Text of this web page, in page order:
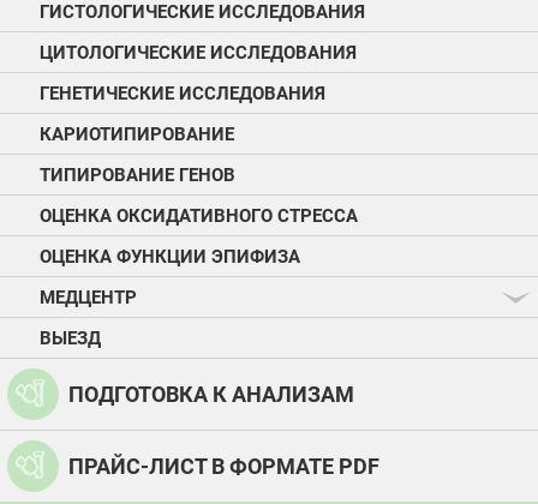
ГИСТОЛОГИЧЕСКИЕ ИССЛЕДОВАНИЯ
ЦИТОЛОГИЧЕСКИЕ ИССЛЕДОВАНИЯ
ГЕНЕТИЧЕСКИЕ ИССЛЕДОВАНИЯ
КАРИОТИПИРОВАНИЕ
ТИПИРОВАНИЕ ГЕНОВ
ОЦЕНКА ОКСИДАТИВНОГО СТРЕССА
ОЦЕНКА ФУНКЦИИ ЭПИФИЗА
МЕДЦЕНТР
ВЫЕЗД
ПОДГОТОВКА К АНАЛИЗАМ
ПРАЙС-ЛИСТ В ФОРМАТЕ PDF